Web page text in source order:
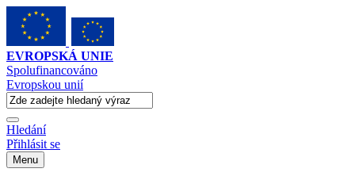
EVROPSKÁ UNIE
Spolufinancováno
Evropskou unií
Hledání
Přihlásit se
Menu